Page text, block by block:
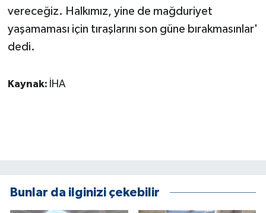
vereceğiz. Halkımız, yine de mağduriyet
yaşamaması için tıraşlarını son güne bırakmasınlar'
dedi.
Kaynak: İHA
Bunlar da ilginizi çekebilir
SİYASET
YEREL